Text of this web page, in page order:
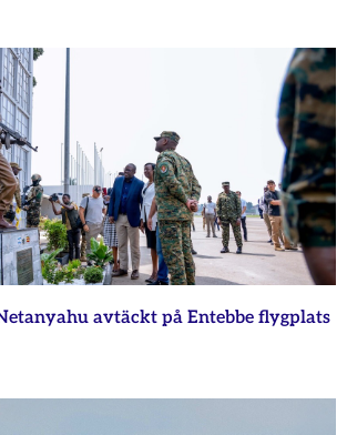
avtäckt på Entebbe flygplats